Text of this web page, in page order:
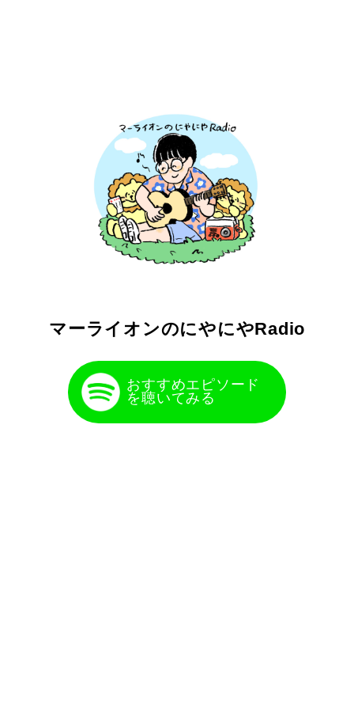
マーライオンのにやにやRadio
おすすめエピソード
を聴いてみる